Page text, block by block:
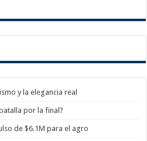
y la elegancia real
por la final?
de $6.1M para el agro